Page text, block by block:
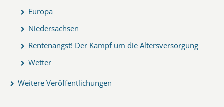
Europa
Niedersachsen
Rentenangst! Der Kampf um die Altersversorgung
Wetter
Weitere Veröffentlichungen